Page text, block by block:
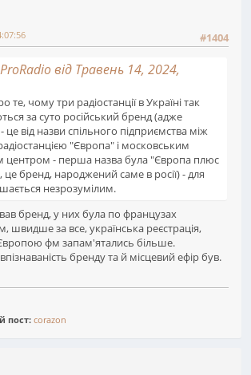
#1404
від Травень 14, 2024,
те, чому три радіостанції в Україні так
за суто російський бренд (адже
від назви спільного підприємства між
"Європа" і московським
центром - перша назва була "Європа плюс
бренд, народжений саме в росії) - для
незрозумілим.
бренд, у них була по французах
швидше за все, українська реєстрація,
фм запам'ятались більше.
бренду та й місцевий ефір був.
пост: corazon